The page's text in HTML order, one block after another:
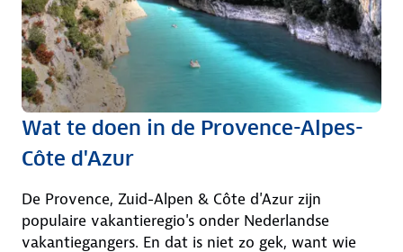
Wat te doen in de Provence-Alpes-
Côte d'Azur
De Provence, Zuid-Alpen & Côte d'Azur zijn
populaire vakantieregio's onder Nederlandse
vakantiegangers. En dat is niet zo gek, want wie